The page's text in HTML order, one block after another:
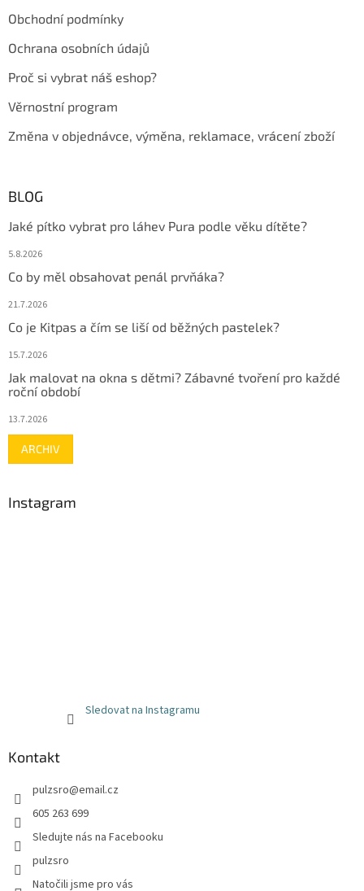
Obchodní podmínky
Ochrana osobních údajů
Proč si vybrat náš eshop?
Věrnostní program
Změna v objednávce, výměna, reklamace, vrácení zboží
BLOG
Jaké pítko vybrat pro láhev Pura podle věku dítěte?
5.8.2026
Co by měl obsahovat penál prvňáka?
21.7.2026
Co je Kitpas a čím se liší od běžných pastelek?
15.7.2026
Jak malovat na okna s dětmi? Zábavné tvoření pro každé
roční období
13.7.2026
ARCHIV
Instagram
Sledovat na Instagramu
Kontakt
pulzsro@email.cz
605 263 699
Sledujte nás na Facebooku
pulzsro
Natočili jsme pro vás